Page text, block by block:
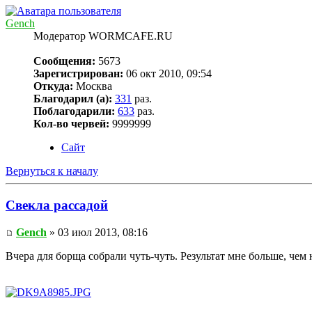
Gench
Модератор WORMCAFE.RU
Сообщения: 5673
Зарегистрирован: 06 окт 2010, 09:54
Откуда: Москва
Благодарил (а): 331 раз.
Поблагодарили: 633 раз.
Кол-во червей: 9999999
Сайт
Вернуться к началу
Свекла рассадой
Gench » 03 июл 2013, 08:16
Вчера для борща собрали чуть-чуть. Результат мне больше, чем